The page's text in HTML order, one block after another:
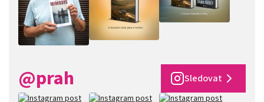
@prah Sledovat